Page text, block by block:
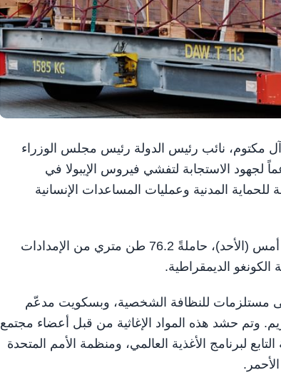
آل مكتوم، نائب رئيس الدولة رئيس مجلس الوزراء
لجهود الاستجابة لتفشي فيروس الإيبولا في
للحماية المدنية وعمليات المساعدات الإنسانية
وانطلقت الرحلة الإغاثية من دبي ووصلت إلى مدينة عنتيبي في أوغندا أمس (الأحد)، حاملةً 76.2 طن متري من الإمدادات
الكونغو الديمقراطية.
مستلزمات للنظافة الشخصية، وبسكويت مدعّم
وتم حشد هذه المواد الإغاثية من قبل أعضاء مجتمع
لبرنامج الأغذية العالمي، ومنظمة الأمم المتحدة